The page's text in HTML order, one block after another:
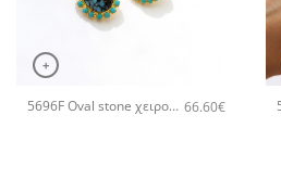
+
5696F Oval stone χειροποίητα σκουλαρίκια Catherine bijoux Τυρκουάζ 66.60€